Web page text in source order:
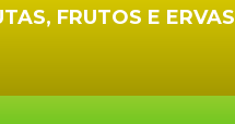
FRUTOS E ERVAS